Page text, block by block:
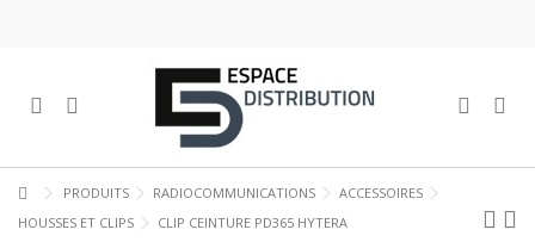
PRODUITS RADIOCOMMUNICATIONS
ACCESSOIRES
HOUSSES ET CLIPS
CLIP CEINTURE PD365 HYTERA